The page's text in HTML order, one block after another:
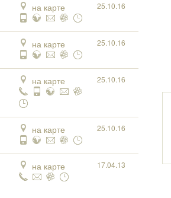
на карте 25.10.16
на карте 25.10.16
на карте 25.10.16
на карте 25.10.16
на карте 17.04.13